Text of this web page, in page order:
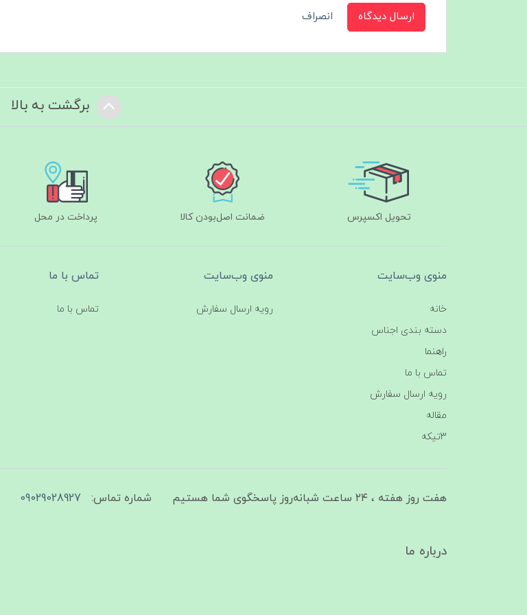
ارسال دیدگاه انصراف
برگشت به بالا
تحویل اکسپرس ضمانت اصل‌بودن کالا پرداخت در محل
منوی وب‌سایت
خانه
دسته بندی اجناس
راهنما
تماس با ما
رویه ارسال سفارش
مقاله
3تیکه
منوی وب‌سایت
رویه ارسال سفارش
تماس با ما
تماس با ما
هفت روز هفته ، ۲۴ ساعت شبانه‌روز پاسخگوی شما هستیم شماره تماس: 09029028927
درباره ما